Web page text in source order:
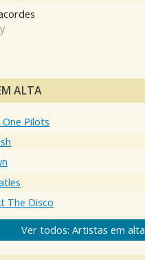
ALTA
Pilots
The Disco
Ver todos: Artistas em alta